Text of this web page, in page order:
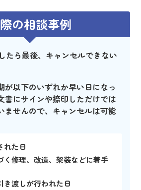
の相談事例
たら最後、キャンセルできない
が以下のいずれか早い日になっ
書にサインや捺印しただけでは
ませんので、キャンセルは可能
れた日
修理、改造、架装などに着手
渡しが行われた日